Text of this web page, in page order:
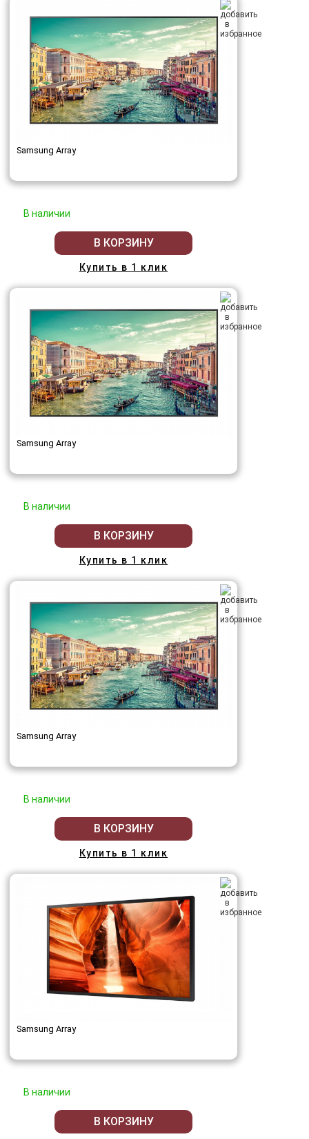
Samsung Array
В наличии
В КОРЗИНУ
Купить в 1 клик
Samsung Array
В наличии
В КОРЗИНУ
Купить в 1 клик
Samsung Array
В наличии
В КОРЗИНУ
Купить в 1 клик
Samsung Array
В наличии
В КОРЗИНУ